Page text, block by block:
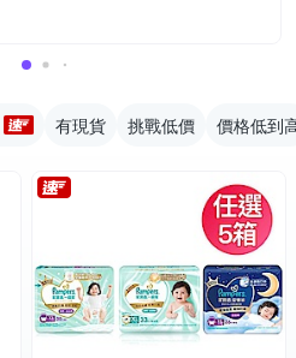
有現貨 挑戰低價 價格低到